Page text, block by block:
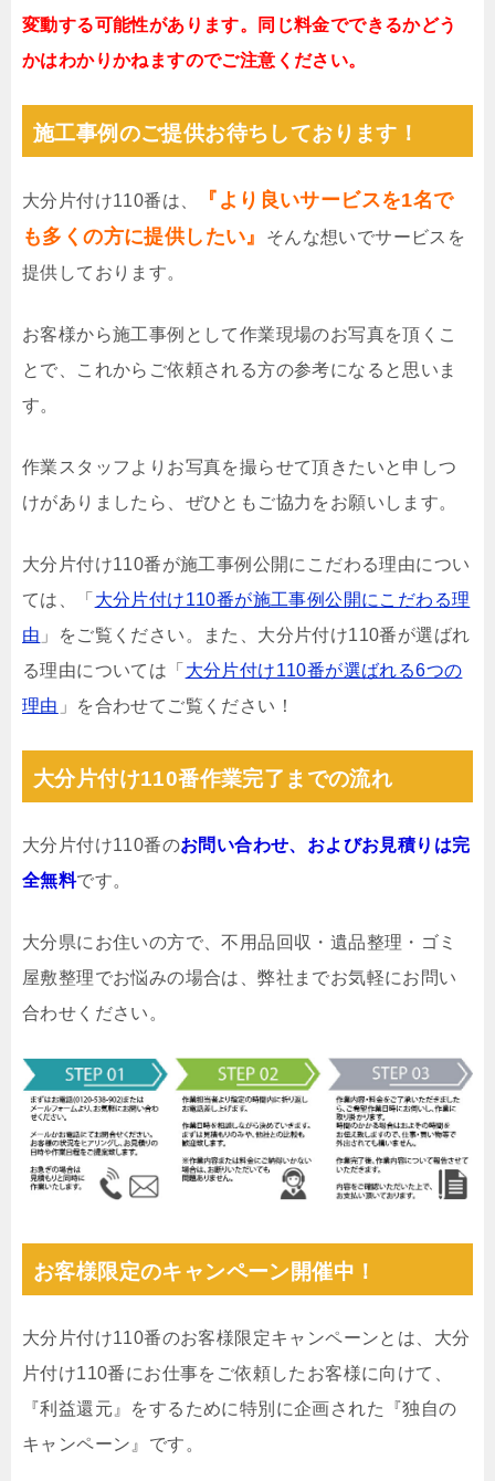
変動する可能性があります。同じ料金でできるかどう
かはわかりかねますのでご注意ください。
施工事例のご提供お待ちしております！
大分片付け110番は、
『より良いサービスを1名で
も多くの方に提供したい』
そんな想いでサービスを
提供しております。
お客様から施工事例として作業現場のお写真を頂くこ
とで、これからご依頼される方の参考になると思いま
す。
作業スタッフよりお写真を撮らせて頂きたいと申しつ
けがありましたら、ぜひともご協力をお願いします。
大分片付け110番が施工事例公開にこだわる理由につい
ては、「 大分片付け110番が施工事例公開にこだわる理
由 」をご覧ください。また、大分片付け110番が選ばれ
る理由については「 大分片付け110番が選ばれる6つの
理由 」を合わせてご覧ください！
大分片付け110番作業完了までの流れ
大分片付け110番のお問い合わせ、およびお見積りは完
全無料です。
大分県にお住いの方で、不用品回収・遺品整理・ゴミ
屋敷整理でお悩みの場合は、弊社までお気軽にお問い
合わせください。
お客様限定のキャンペーン開催中！
大分片付け110番のお客様限定キャンペーンとは、大分
片付け110番にお仕事をご依頼したお客様に向けて、
『利益還元』をするために特別に企画された『独自の
キャンペーン』です。